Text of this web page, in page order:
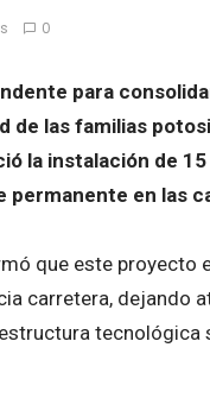
0
para
de las familias
la instalación de
permanente en las
que este proyecto
carretera, dejando